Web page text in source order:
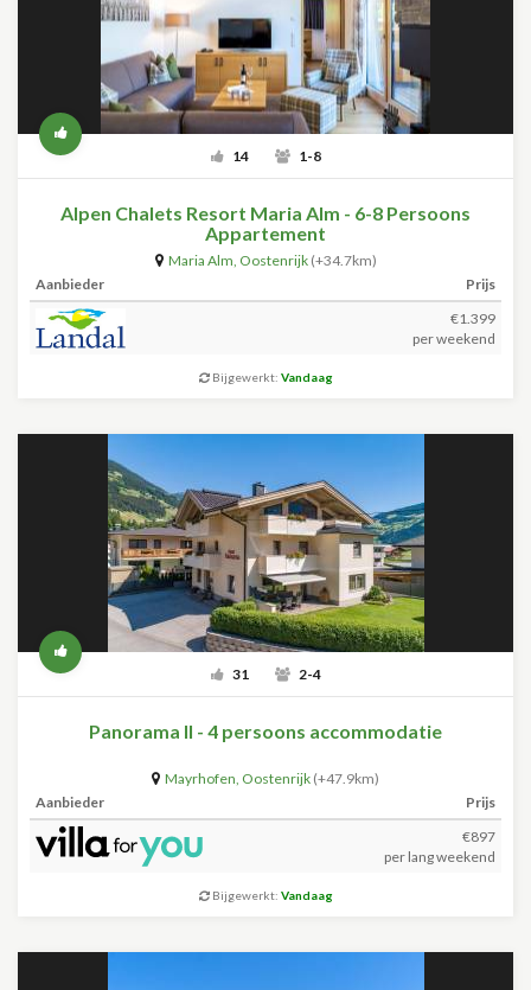
14 1-8
Alpen Chalets Resort Maria Alm - 6-8 Persoons
Appartement
Maria Alm, Oostenrijk (+34.7km)
Aanbieder
Prijs
€1.399
per weekend
Bijgewerkt: Vandaag
31 2-4
Panorama II - 4 persoons accommodatie
Mayrhofen, Oostenrijk (+47.9km)
Aanbieder
Prijs
€897
per lang weekend
Bijgewerkt: Vandaag